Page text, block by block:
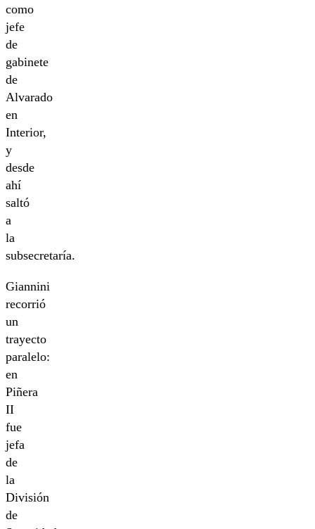
como
jefe
de
gabinete
de
Alvarado
en
Interior,
y
desde
ahí
saltó
a
la
subsecretaría.
Giannini
recorrió
un
trayecto
paralelo:
en
Piñera
II
fue
jefa
de
la
División
de